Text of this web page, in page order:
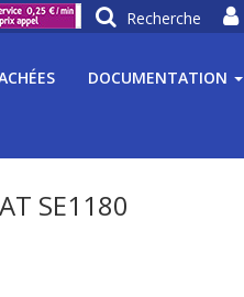
DOCUMENTATION
SE1180
Recherche